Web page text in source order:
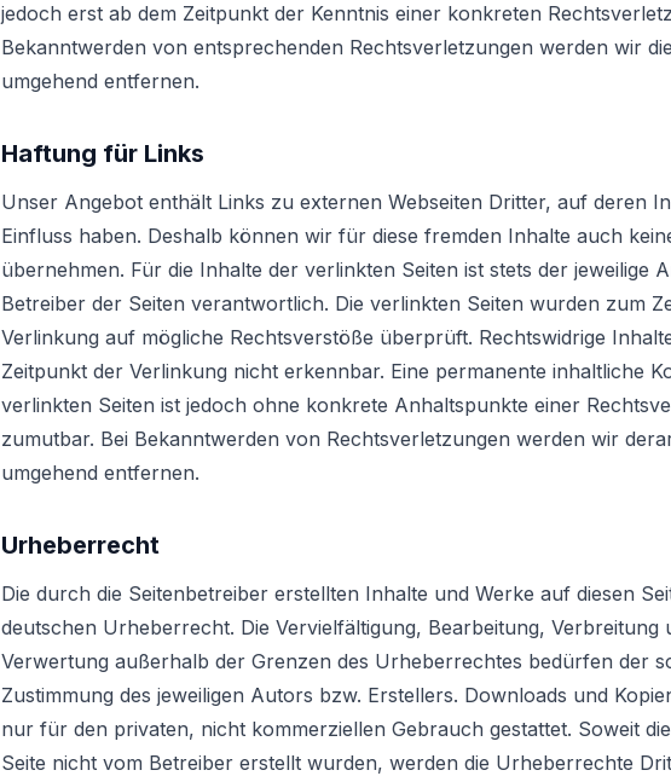
jedoch erst ab dem Zeitpunkt der Kenntnis einer konkreten
Bekanntwerden von entsprechenden Rechtsverletzungen werden wir
umgehend entfernen.
Haftung für Links
Unser Angebot enthält Links zu externen Webseiten Dritter, auf deren
Einfluss haben. Deshalb können wir für diese fremden Inhalte auch
übernehmen. Für die Inhalte der verlinkten Seiten ist stets der jeweilige
Betreiber der Seiten verantwortlich. Die verlinkten Seiten wurden zum
Verlinkung auf mögliche Rechtsverstöße überprüft. Rechtswidrige
Zeitpunkt der Verlinkung nicht erkennbar. Eine permanente inhaltliche
verlinkten Seiten ist jedoch ohne konkrete Anhaltspunkte einer
zumutbar. Bei Bekanntwerden von Rechtsverletzungen werden wir
umgehend entfernen.
Urheberrecht
Die durch die Seitenbetreiber erstellten Inhalte und Werke auf diesen
deutschen Urheberrecht. Die Vervielfältigung, Bearbeitung, Verbreitung
Verwertung außerhalb der Grenzen des Urheberrechtes bedürfen der
Zustimmung des jeweiligen Autors bzw. Erstellers. Downloads und
nur für den privaten, nicht kommerziellen Gebrauch gestattet. Soweit
Seite nicht vom Betreiber erstellt wurden, werden die Urheberrechte